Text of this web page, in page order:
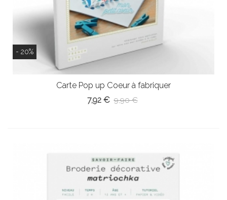
- 20%
Carte Pop up Coeur à fabriquer
7,92 € 9,90 €